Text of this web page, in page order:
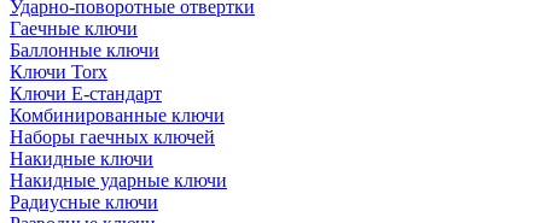
Ударно-поворотные отвертки
Гаечные ключи
Баллонные ключи
Ключи Torx
Ключи Е-стандарт
Комбинированные ключи
Наборы гаечных ключей
Накидные ключи
Накидные ударные ключи
Радиусные ключи